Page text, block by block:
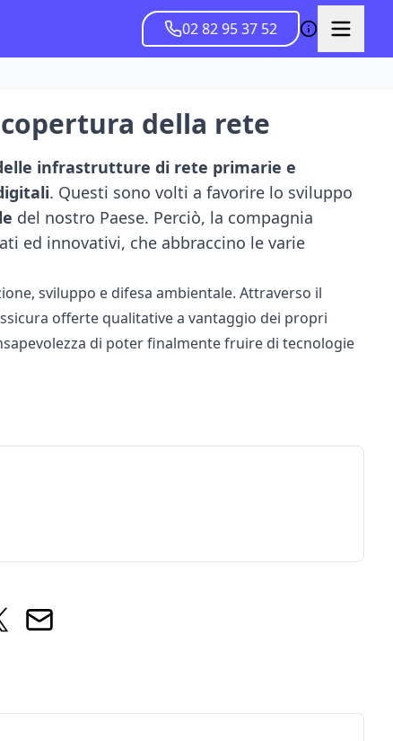
02 82 95 37 52
della rete
infrastrutture di rete primarie e
. Questi sono volti a favorire lo sviluppo
del nostro Paese. Perciò, la compagnia
ed innovativi, che abbraccino le varie
sviluppo e difesa ambientale. Attraverso il
offerte qualitative a vantaggio dei propri
di poter finalmente fruire di tecnologie